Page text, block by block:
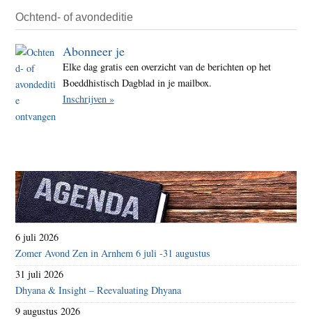
Ochtend- of avondeditie
Abonneer je
Elke dag gratis een overzicht van de berichten op het
Boeddhistisch Dagblad in je mailbox.
Inschrijven »
6 juli 2026
Zomer Avond Zen in Arnhem 6 juli -31 augustus
31 juli 2026
Dhyana & Insight – Reevaluating Dhyana
9 augustus 2026